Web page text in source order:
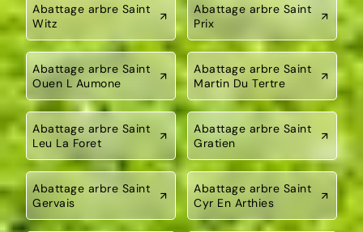
Abattage arbre Saint
Witz
Abattage arbre Saint
Prix
Abattage arbre Saint
Ouen L Aumone
Abattage arbre Saint
Martin Du Tertre
Abattage arbre Saint
Leu La Foret
Abattage arbre Saint
Gratien
Abattage arbre Saint
Gervais
Abattage arbre Saint
Cyr En Arthies